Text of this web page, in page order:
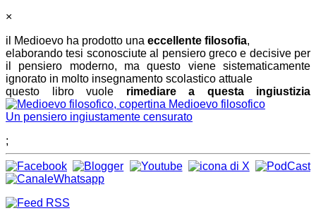
×
il Medioevo ha prodotto una eccellente filosofia,
elaborando tesi sconosciute al pensiero greco e decisive per
il pensiero moderno, ma questo viene sistematicamente
ignorato in molto insegnamento scolastico attuale
questo libro vuole rimediare a questa ingiustizia
Medioevo filosofico
Un pensiero ingiustamente censurato
;